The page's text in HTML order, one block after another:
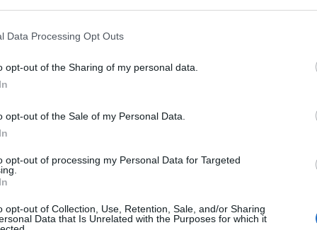
Data Processing Opt Outs
opt-out of the Sharing of my personal data.
opt-out of the Sale of my Personal Data.
opt-out of processing my Personal Data for Targeted
opt-out of Collection, Use, Retention, Sale, and/or Sharing
Data that Is Unrelated with the Purposes for which it
Sustainable World 2026. A szektorsemleges konferencia a
díjátadónak is. Részletek a linken.Információ és
portfolio.hu hírarchívumához tartozik, melynek olvasása
tartalmazza:
elmúlt 2 év napon belüli